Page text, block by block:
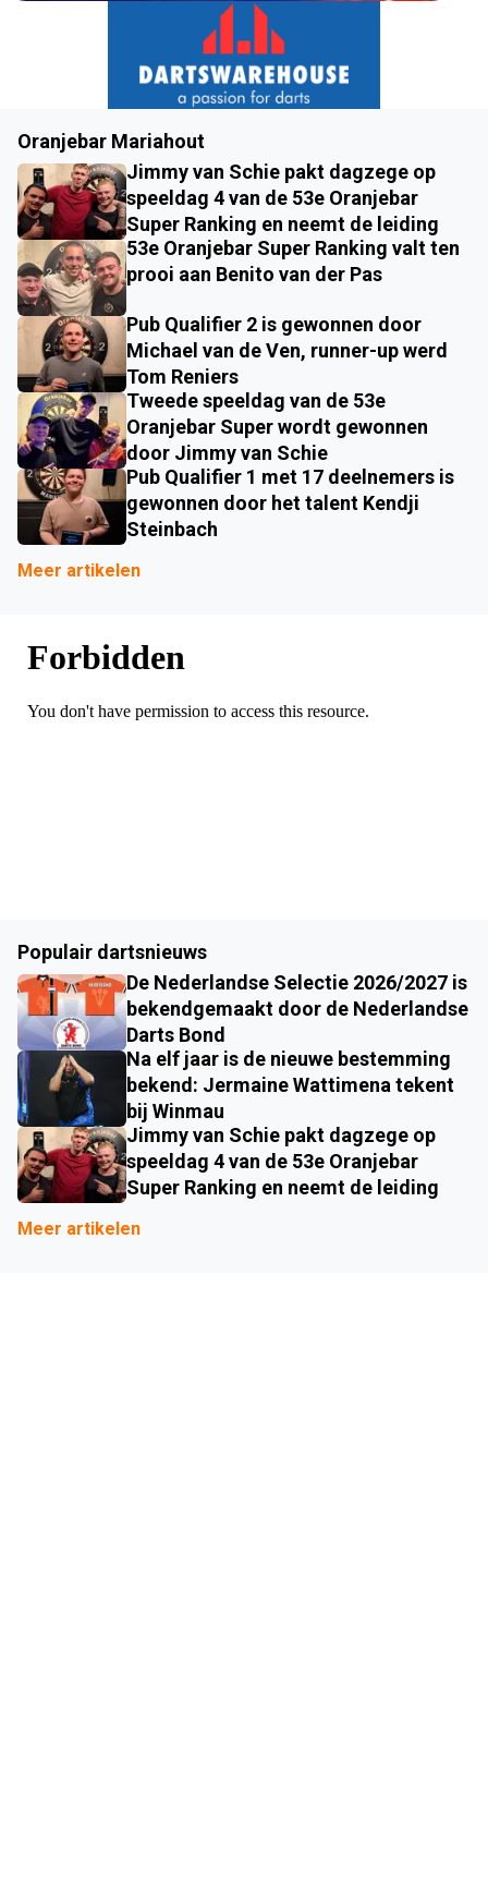
Oranjebar Mariahout
Jimmy van Schie pakt dagzege op
speeldag 4 van de 53e Oranjebar
Super Ranking en neemt de leiding
53e Oranjebar Super Ranking valt ten
prooi aan Benito van der Pas
Pub Qualifier 2 is gewonnen door
Michael van de Ven, runner-up werd
Tom Reniers
Tweede speeldag van de 53e
Oranjebar Super wordt gewonnen
door Jimmy van Schie
Pub Qualifier 1 met 17 deelnemers is
gewonnen door het talent Kendji
Steinbach
Meer artikelen
Populair dartsnieuws
De Nederlandse Selectie 2026/2027 is
bekendgemaakt door de Nederlandse
Darts Bond
Na elf jaar is de nieuwe bestemming
bekend: Jermaine Wattimena tekent
bij Winmau
Jimmy van Schie pakt dagzege op
speeldag 4 van de 53e Oranjebar
Super Ranking en neemt de leiding
Meer artikelen